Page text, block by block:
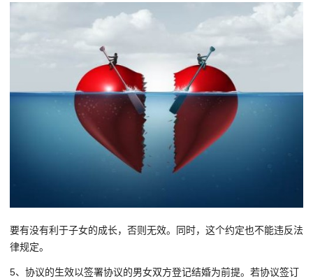
要有没有利于子女的成长，否则无效。同时，这个约定也不能违反法
律规定。
5、协议的生效以签署协议的男女双方登记结婚为前提。若协议签订